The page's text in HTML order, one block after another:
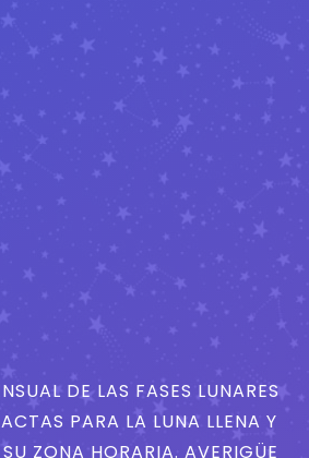
DE LAS FASES LUNARES
PARA LA LUNA LLENA Y
ZONA HORARIA. AVERIGÜE